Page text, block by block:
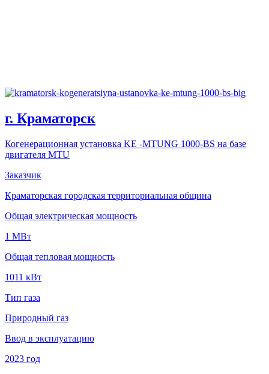
г. Краматорск
Когенерационная установка KE -MTUNG 1000-BS на базе
двигателя MTU
Заказчик
Краматорская городская территориальная община
Общая электрическая мощность
1 MВт
Общая тепловая мощность
1011 кВт
Тип газа
Природный газ
Ввод в эксплуатацию
2023 год